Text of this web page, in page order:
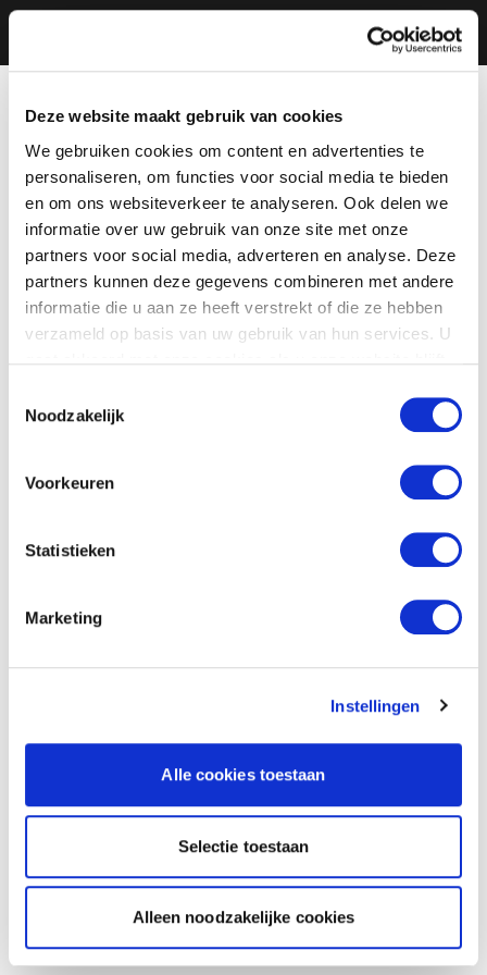
Deze website maakt gebruik van cookies
We gebruiken cookies om content en advertenties te
personaliseren, om functies voor social media te bieden
en om ons websiteverkeer te analyseren. Ook delen we
informatie over uw gebruik van onze site met onze
partners voor social media, adverteren en analyse. Deze
partners kunnen deze gegevens combineren met andere
informatie die u aan ze heeft verstrekt of die ze hebben
verzameld op basis van uw gebruik van hun services. U
Noodzakelijk
Voorkeuren
Statistieken
Marketing
Instellingen
Alle cookies toestaan
Selectie toestaan
Alleen noodzakelijke cookies